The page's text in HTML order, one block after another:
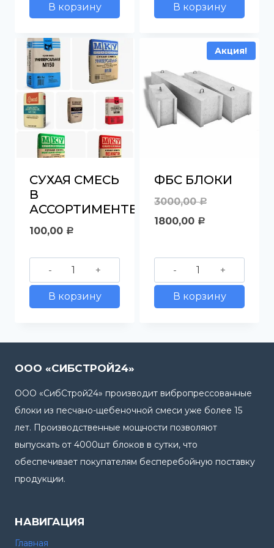
Кирпич
строительный
В корзину
Кольца
В корзину
СУХАЯ СМЕСЬ
В
АССОРТИМЕНТЕ
100,00 Р
Количество
товара
Сухая
в
ассортименте
В корзину
Акция!
ФБС БЛОКИ
3000,00Р
3000,00
1800,00 РТекущая
1800,00 руб..
Количество
товара
ФБС
В корзину
ООО «СИБСТРОЙ24»
ООО «СибСтрой24» производит вибропрессованные
блоки из песчано-щебеночной смеси уже более 15
лет. Производственные мощности позволяют
выпускать от 4000шт блоков в сутки, что
обеспечивает покупателям бесперебойную поставку
продукции.
НАВИГАЦИЯ
Главная